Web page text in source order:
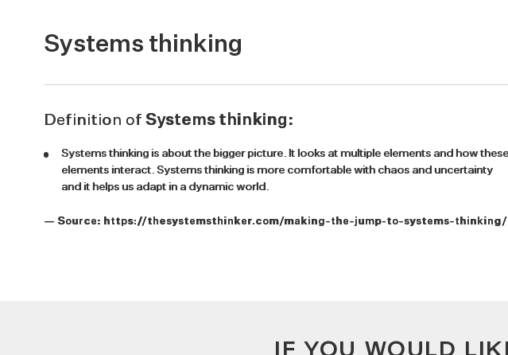
Systems thinking
Definition ofSystems thinking:
Systems thinking is about the bigger picture. It looks at multiple elements and how these
elements interact. Systems thinking is more comfortable with chaos and uncertainty
and it helps us adapt in a dynamic world.
— Source: https://thesystemsthinker.com/making-the-jump-to-systems-thinking/
IF YOU WOULD